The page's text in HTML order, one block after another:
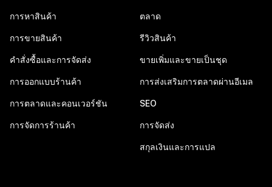
การหาสินค้า
การขายสินค้า
คำสั่งซื้อและการจัดส่ง
การออกแบบร้านค้า
การตลาดและคอนเวอร์ชัน
การจัดการร้านค้า
ตลาด
รีวิวสินค้า
ขายเพิ่มและขายเป็นชุด
การส่งเสริมการตลาดผ่านอีเมล
SEO
การจัดส่ง
สกุลเงินและการแปล